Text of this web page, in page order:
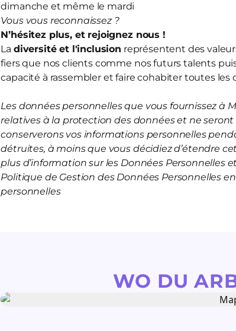
dimanche et même le mardi
Vous vous reconnaissez ?
N’hésitez plus, et rejoignez nous !
La diversité et l'inclusion représentent des
fiers que nos clients comme nos futurs talents
capacité à rassembler et faire cohabiter toutes les
Les données personnelles que vous fournissez à
relatives à la protection des données et ne
conserverons vos informations personnelles
détruites, à moins que vous décidiez d’étendre
plus d’information sur les Données
Politique de Gestion des Données Personnelles
personnelles
WO DU